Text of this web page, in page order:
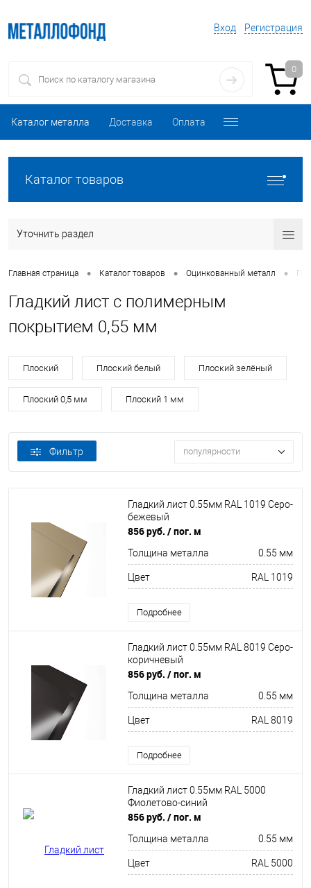
Вход Регистрация
0
Каталог металла Доставка Оплата
Каталог товаров
Уточнить раздел
Главная страница • Каталог товаров • Оцинкованный металл •
Гладкий лист с полимерным
покрытием 0,55 мм
Плоский Плоский белый Плоский зелёный
Плоский 0,5 мм Плоский 1 мм
Фильтр популярности
Гладкий лист 0.55мм RAL 1019 Серо-
бежевый
856 руб. / пог. м
Толщина металла 0.55 мм
Цвет RAL 1019
Подробнее
Гладкий лист 0.55мм RAL 8019 Серо-
коричневый
856 руб. / пог. м
Толщина металла 0.55 мм
Цвет RAL 8019
Подробнее
Гладкий лист 0.55мм RAL 5000
Фиолетово-синий
856 руб. / пог. м
Толщина металла 0.55 мм
Цвет RAL 5000